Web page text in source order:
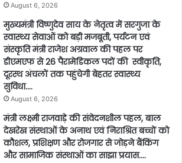
August 6, 2026
मुख्यमंत्री विष्णुदेव साय के नेतृत्व में सरगुजा के
स्वास्थ्य सेवाओं को बड़ी मजबूती, पर्यटन एवं
संस्कृति मंत्री राजेश अग्रवाल की पहल पर
डीएमएफ से 26 पैरामेडिकल पदों की स्वीकृति,
दूरस्थ अंचलों तक पहुंचेगी बेहतर स्वास्थ्य
सुविधा….
August 6, 2026
मंत्री लक्ष्मी राजवाड़े की संवेदनशील पहल, बाल
देखरेख संस्थाओं के अनाथ एवं निराश्रित बच्चों को
कौशल, प्रशिक्षण और रोजगार से जोड़ने बैंकिंग
और सामाजिक संस्थाओं का साझा प्रयास….